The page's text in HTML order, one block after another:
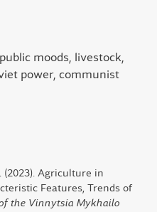
moods, livestock,
power, communist
(2023). Agriculture in
Features, Trends of
the Vinnytsia Mykhailo